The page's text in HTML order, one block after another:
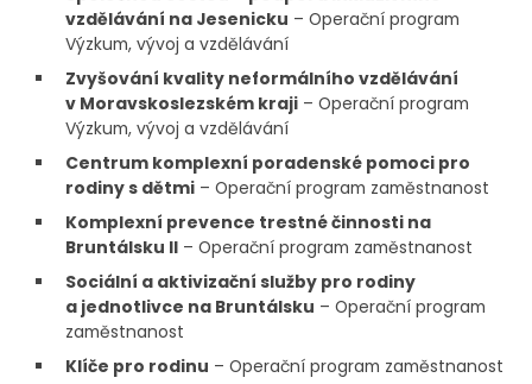
vzdělávání na Jesenicku – Operační program
Výzkum, vývoj a vzdělávání
Zvyšování kvality neformálního vzdělávání
v Moravskoslezském kraji – Operační program
Výzkum, vývoj a vzdělávání
Centrum komplexní poradenské pomoci pro
rodiny s dětmi – Operační program zaměstnanost
Komplexní prevence trestné činnosti na
Bruntálsku II – Operační program zaměstnanost
Sociální a aktivizační služby pro rodiny
a jednotlivce na Bruntálsku – Operační program
zaměstnanost
Klíče pro rodinu – Operační program zaměstnanost